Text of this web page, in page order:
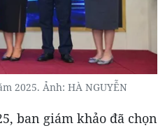
2025. Ảnh: HÀ NGUYỄN
ban giám khảo đã chọn